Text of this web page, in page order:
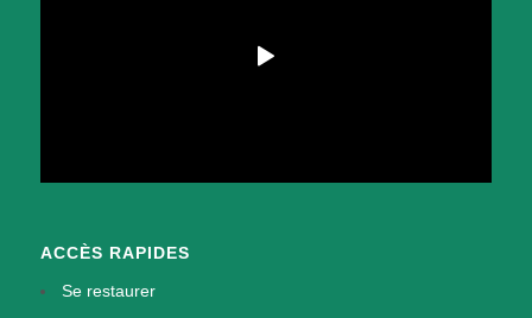
ACCÈS RAPIDES
Se restaurer